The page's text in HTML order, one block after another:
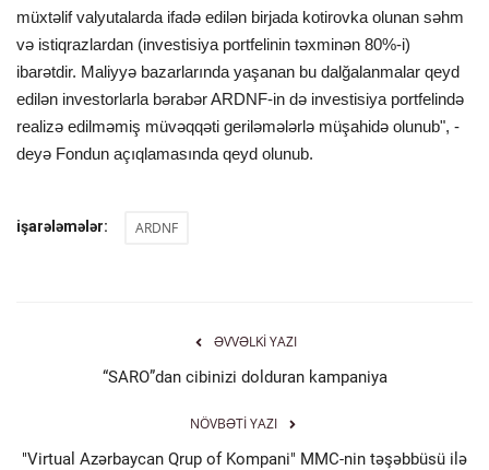
müxtəlif valyutalarda ifadə edilən birjada kotirovka olunan səhm
və istiqrazlardan (investisiya portfelinin təxminən 80%-i)
ibarətdir. Maliyyə bazarlarında yaşanan bu dalğalanmalar qeyd
edilən investorlarla bərabər ARDNF-in də investisiya portfelində
realizə edilməmiş müvəqqəti geriləmələrlə müşahidə olunub", -
deyə Fondun açıqlamasında qeyd olunub.
işarələmələr: ARDNF
ƏVVƏLKI YAZI
“SARO”dan cibinizi dolduran kampaniya
NÖVBƏTI YAZI
"Virtual Azərbaycan Qrup of Kompani" MMC-nin təşəbbüsü ilə